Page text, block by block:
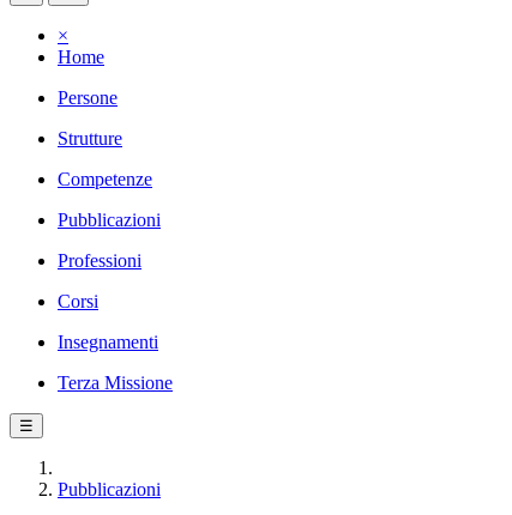
×
Home
Persone
Strutture
Competenze
Pubblicazioni
Professioni
Corsi
Insegnamenti
Terza Missione
☰
Pubblicazioni